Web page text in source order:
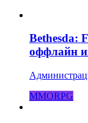
Bethesda:
оффлайн
MMORPG